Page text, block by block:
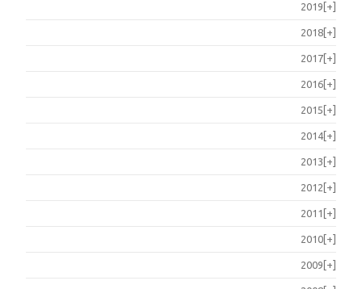
[+]
2019
[+]
2018
[+]
2017
[+]
2016
[+]
2015
[+]
2014
[+]
2013
[+]
2012
[+]
2011
[+]
2010
[+]
2009